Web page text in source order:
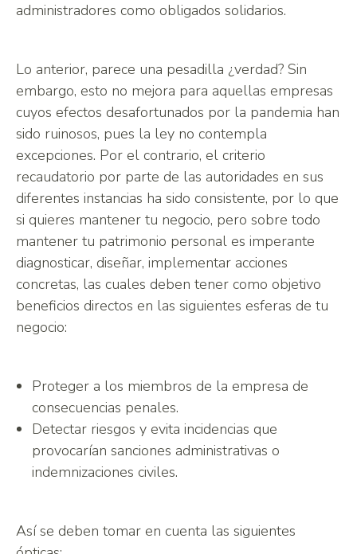
administradores como obligados solidarios.
Lo anterior, parece una pesadilla ¿verdad? Sin
embargo, esto no mejora para aquellas empresas
cuyos efectos desafortunados por la pandemia han
sido ruinosos, pues la ley no contempla
excepciones. Por el contrario, el criterio
recaudatorio por parte de las autoridades en sus
diferentes instancias ha sido consistente, por lo que
si quieres mantener tu negocio, pero sobre todo
mantener tu patrimonio personal es imperante
diagnosticar, diseñar, implementar acciones
concretas, las cuales deben tener como objetivo
beneficios directos en las siguientes esferas de tu
negocio:
Proteger a los miembros de la empresa de
consecuencias penales.
Detectar riesgos y evita incidencias que
provocarían sanciones administrativas o
indemnizaciones civiles.
Así se deben tomar en cuenta las siguientes